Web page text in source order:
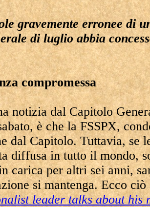
gravemente erronee di
di luglio abbia
compromessa
notizia dal Capitolo
è che la FSSPX,
dal Capitolo. Tuttavia, se
diffusa in tutto il mondo,
carica per altri sei anni,
si mantenga. Ecco
leader talks about his